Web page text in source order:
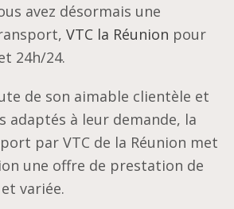
avez désormais une
VTC la Réunion pour
24h/24.
de son aimable clientèle et
adaptés à leur demande, la
par VTC de la Réunion met
une offre de prestation de
variée.